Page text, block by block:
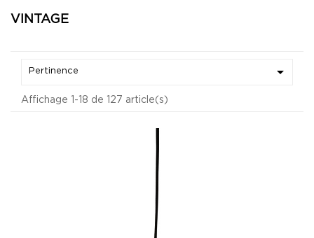
VINTAGE
Pertinence 
Affichage 1-18 de 127 article(s)